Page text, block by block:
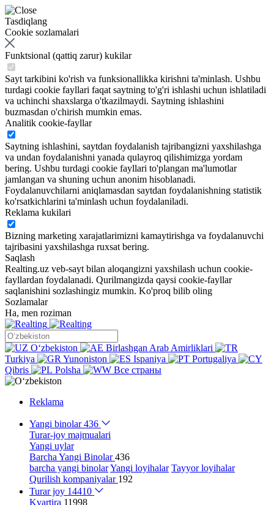
Tasdiqlang
Cookie sozlamalari
Funktsional (qattiq zarur) kukilar
Sayt tarkibini ko'rish va funksionallikka kirishni ta'minlash. Ushbu
turdagi cookie fayllari faqat saytning to'g'ri ishlashi uchun ishlatiladi
va uchinchi shaxslarga o'tkazilmaydi. Saytning ishlashini
buzmasdan o'chirish mumkin emas.
Analitik cookie-fayllar
Saytning ishlashini, saytdan foydalanish tajribangizni yaxshilashga
va undan foydalanishni yanada qulayroq qilishimizga yordam
bering. Ushbu turdagi cookie fayllari to'plangan ma'lumotlar
jamlangan va shuning uchun anonim hisoblanadi.
Foydalanuvchilarni aniqlamasdan saytdan foydalanishning statistik
ko'rsatkichlarini ta'minlash uchun foydalaniladi.
Reklama kukilari
Bizning marketing xarajatlarimizni kamaytirishga va foydalanuvchi
tajribasini yaxshilashga ruxsat bering.
Saqlash
Realting.uz veb-sayt bilan aloqangizni yaxshilash uchun cookie-
fayllardan foydalanadi. Qurilmangizda qaysi cookie-fayllar
saqlanishini sozlashingiz mumkin. Ko'proq bilib oling
Sozlamalar
Ha, men roziman
Oʻzbekiston
Birlashgan Arab Amirliklari
Turkiya
Yunoniston Ispaniya
Portugaliya
Qibris
Polsha Все страны
Reklama
Yangi binolar436
Turar-joy majmualari
Yangi uylar
Barcha Yangi Binolar436
barcha yangi binolarYangi loyihalar Tayyor loyihalar
Qurilish kompaniyalar 192
Turar joy 14410
Kvartira 11998